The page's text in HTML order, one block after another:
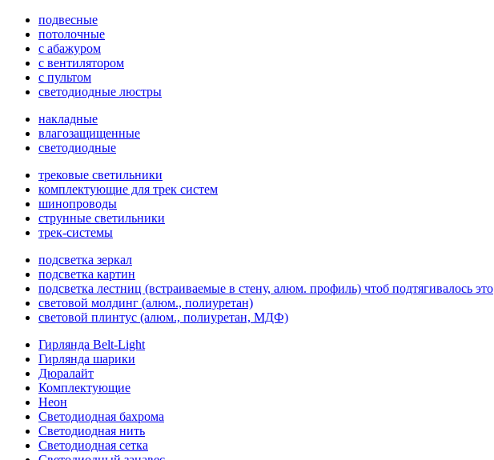
подвесные
потолочные
с абажуром
с вентилятором
с пультом
светодиодные люстры
накладные
влагозащищенные
светодиодные
трековые светильники
комплектующие для трек систем
шинопроводы
струнные светильники
трек-системы
подсветка зеркал
подсветка картин
подсветка лестниц (встраиваемые в стену, алюм. профиль) чтоб подтягивалось это
световой молдинг (алюм., полиуретан)
световой плинтус (алюм., полиуретан, МДФ)
Гирлянда Belt-Light
Гирлянда шарики
Дюралайт
Комплектующие
Неон
Светодиодная бахрома
Светодиодная нить
Светодиодная сетка